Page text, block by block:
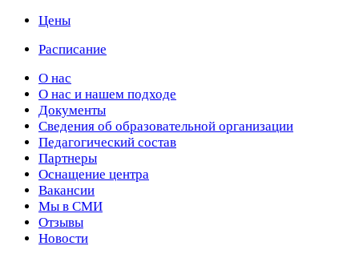
Цены
Расписание
О нас
О нас и нашем подходе
Документы
Сведения об образовательной организации
Педагогический состав
Партнеры
Оснащение центра
Вакансии
Мы в СМИ
Отзывы
Новости